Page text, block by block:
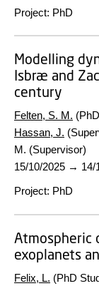
Project: PhD
Modelling
Isbræ and
century
Felten, S. M.
Hassan, J.
M. (Supervisor)
15/10/2025 → 14/
Project: PhD
Atmospheric
exoplanets
Felix, L. (PhD